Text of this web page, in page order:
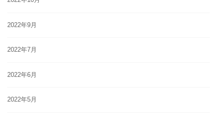
2022年9月
2022年7月
2022年6月
2022年5月